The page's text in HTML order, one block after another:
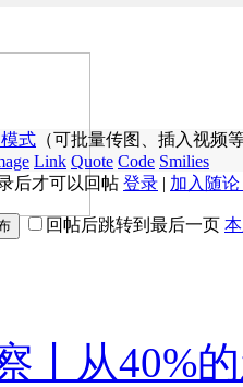
式 （可批量传图、插入视频
Link Quote Code Smilies
后才可以回帖 登录 | 加入随
回帖后跳转到最后一页
丨从40%